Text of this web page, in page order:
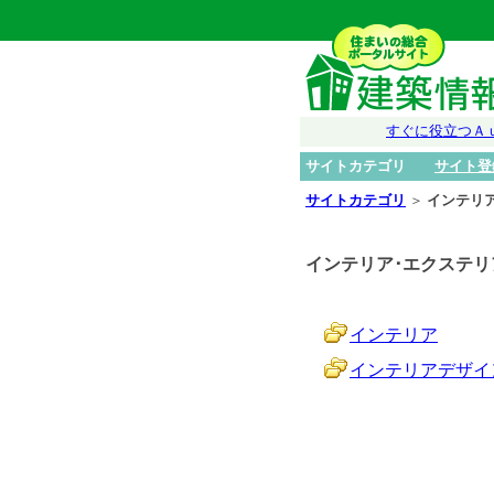
すぐに役立つＡ
サイトカテゴリ サイト
サイトカテゴリ ＞ インテリ
インテリア･エクステリ
インテリア
インテリアデザイ